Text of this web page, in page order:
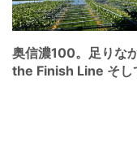
奥信濃100。足りな
the Finish Line そし